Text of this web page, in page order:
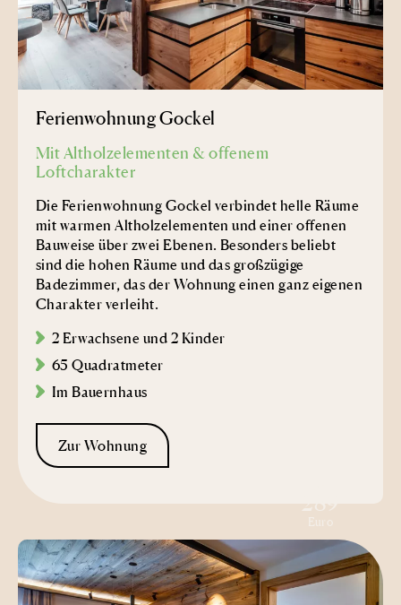
Ferienwohnung Gockel
Mit Altholzelementen & offenem
Loftcharakter
Die Ferienwohnung Gockel verbindet helle Räume
mit warmen Altholzelementen und einer offenen
Bauweise über zwei Ebenen. Besonders beliebt
sind die hohen Räume und das großzügige
Badezimmer, das der Wohnung einen ganz eigenen
Charakter verleiht.
2 Erwachsene und 2 Kinder
65 Quadratmeter
Im Bauernhaus
Zur Wohnung